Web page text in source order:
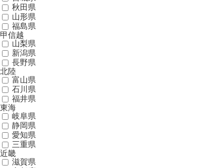
秋田県
山形県
福島県
甲信越
山梨県
新潟県
長野県
北陸
富山県
石川県
福井県
東海
岐阜県
静岡県
愛知県
三重県
近畿
滋賀県